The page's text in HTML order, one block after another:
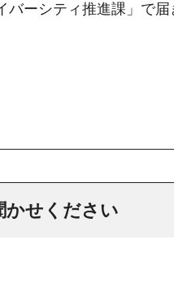
ーシティ推進課」で届
かせください